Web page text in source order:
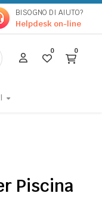
BISOGNO DI AIUTO?
Helpdesk on-line
0 0
Piscina